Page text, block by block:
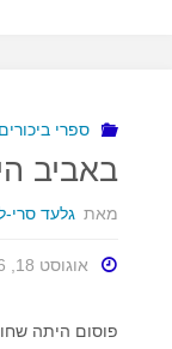
ספרי ביכורים
באביב
מאת גלעד סרי-
אוגוסט 18, 2006
פוסום היתה